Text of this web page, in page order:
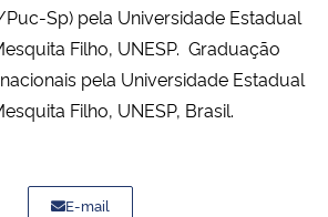
Sp) pela Universidade Estadual
Filho, UNESP. Graduação
pela Universidade Estadual
Filho, UNESP, Brasil.
E-mail